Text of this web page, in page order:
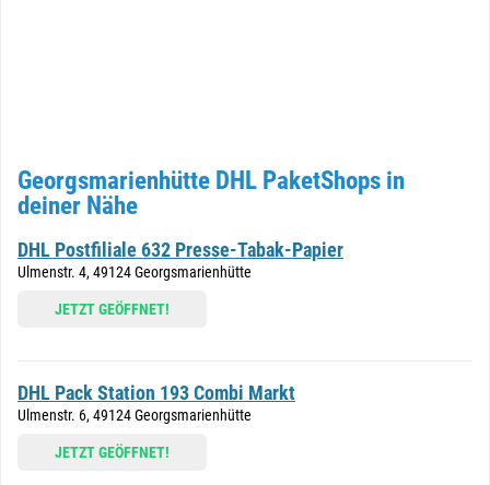
Georgsmarienhütte DHL PaketShops in
deiner Nähe
DHL Postfiliale 632 Presse-Tabak-Papier
Ulmenstr. 4, 49124 Georgsmarienhütte
JETZT GEÖFFNET!
DHL Pack Station 193 Combi Markt
Ulmenstr. 6, 49124 Georgsmarienhütte
JETZT GEÖFFNET!